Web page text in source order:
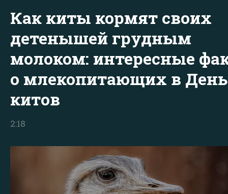
Как киты кормят своих
детенышей грудным
молоком: интересные
о млекопитающих в День
китов
2:18